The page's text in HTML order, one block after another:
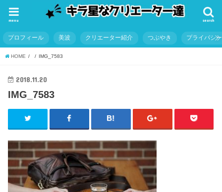
search
menu
プロフィール 美波 クリエーター紹介 つぶやき プライバシ
HOME IMG_7583
2018.11.20
IMG_7583